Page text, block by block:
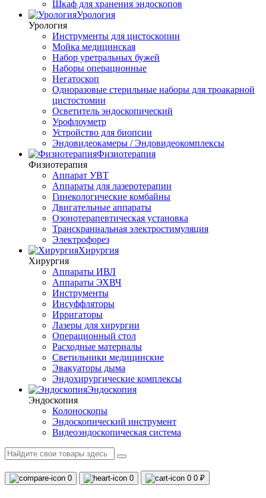
Шкаф для хранения эндоскопов
Урология
Урология
Инструменты для цистоскопии
Мойка медицинская
Набор уретральных бужей
Наборы операционные
Негатоскоп
Одноразовые стерильные наборы для троакарной
цистостомии
Осветитель эндоскопический
Урофлоуметр
Устройство для биопсии
Эндовидеокамеры / Эндовидеокомплексы
Физиотерапия
Физиотерапия
Аппарат УВТ
Аппараты для лазеротерапии
Гинекологические комбайны
Двигательные аппараты
Озонотерапевтическая установка
Транскраниальная электростимуляция
Электрофорез
Хирургия
Хирургия
Аппараты ИВЛ
Аппараты ЭХВЧ
Инструменты
Инсуффляторы
Ирригаторы
Лазеры для хирургии
Операционный стол
Расходные материалы
Светильники медицинские
Эвакуаторы дыма
Эндохирургические комплексы
Эндоскопия
Эндоскопия
Колоноскопы
Эндоскопический инструмент
Видеоэндоскопическая система
0 0 0 0 ₽